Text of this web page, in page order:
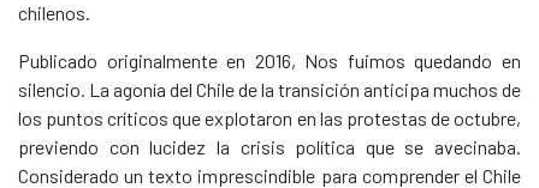
chilenos.
Publicado originalmente en 2016, Nos fuimos quedando en
silencio. La agonía del Chile de la transición anticipa muchos de
los puntos críticos que explotaron en las protestas de octubre,
previendo con lucidez la crisis política que se avecinaba.
Considerado un texto imprescindible para comprender el Chile